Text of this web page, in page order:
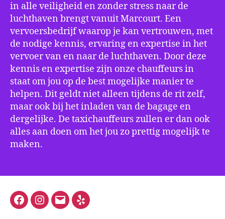
in alle veiligheid en zonder stress naar de
luchthaven brengt vanuit Marcourt. Een
vervoersbedrijf waarop je kan vertrouwen, met
de nodige kennis, ervaring en expertise in het
vervoer van en naar de luchthaven. Door deze
kennis en expertise zijn onze chauffeurs in
staat om jou op de best mogelijke manier te
helpen. Dit geldt niet alleen tijdens de rit zelf,
maar ook bij het inladen van de bagage en
dergelijke. De taxichauffeurs zullen er dan ook
alles aan doen om het jou zo prettig mogelijk te
maken.
FacebookInstagram
E-
Yelp